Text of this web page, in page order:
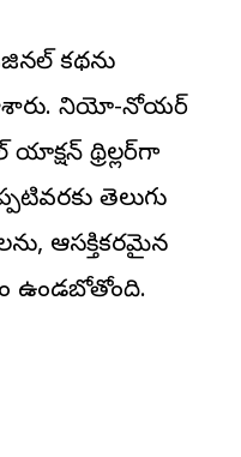
కథను
నియో-నోయర్
థ్రిల్లర్‌గా
తెలుగు
ఆసక్తికరమైన
ఉండబోతోంది.